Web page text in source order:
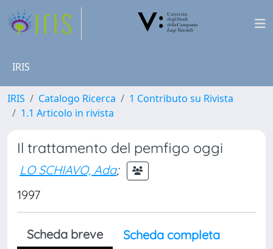
IRIS
IRIS Catalogo Ricerca
1 Contributo su Rivista
1.1 Articolo in rivista
Il trattamento del pemfigo oggi
LO SCHIAVO, Ada;
1997
Scheda breve
Scheda completa